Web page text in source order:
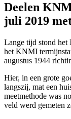
Deelen
juli 2019
Lange tijd stond het
het KNMI
augustus 1944
Hier, in een grote
langszij, mat een
meetmethode was
veld werd gemeten